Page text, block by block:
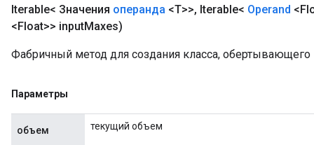
Iterable< Значения операнда <T>>, Iterable< Operand
<Float>> inputMaxes)
Фабричный метод для создания класса,
Параметры
объем текущий объем